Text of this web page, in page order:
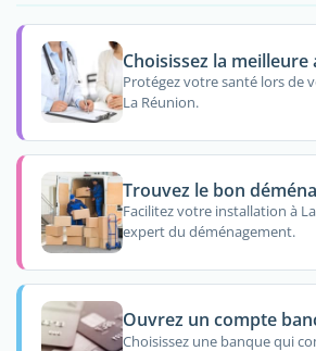
Choisissez la meilleure
Protégez votre santé lors de
La Réunion.
Trouvez le bon
Facilitez votre installation à
expert du déménagement.
Ouvrez un compte
Choisissez une banque qui